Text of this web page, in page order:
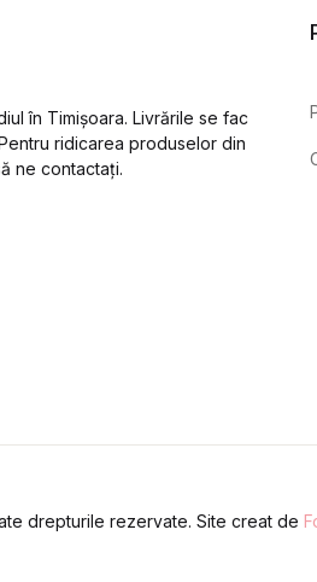
în Timișoara. Livrările se fac
ridicarea produselor din
ne contactați.
drepturile rezervate. Site creat de